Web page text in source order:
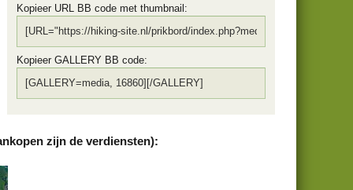
Kopieer URL BB code met thumbnail
Kopieer GALLERY BB code
zijn de verdiensten):